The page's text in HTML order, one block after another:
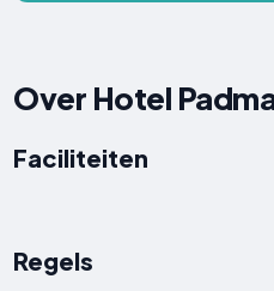
Over Hotel
Faciliteiten
Regels